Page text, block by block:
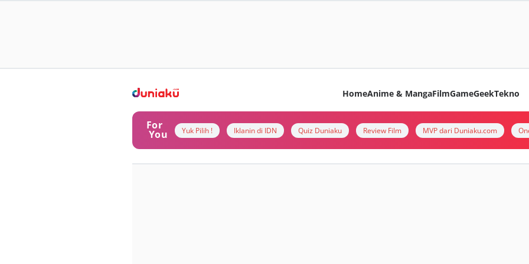
HomeAnime & MangaFilmGameGeekTekno
For
You Yuk Pilih ! Iklanin di IDN Quiz Duniaku Review Film MVP dari Duniaku.com